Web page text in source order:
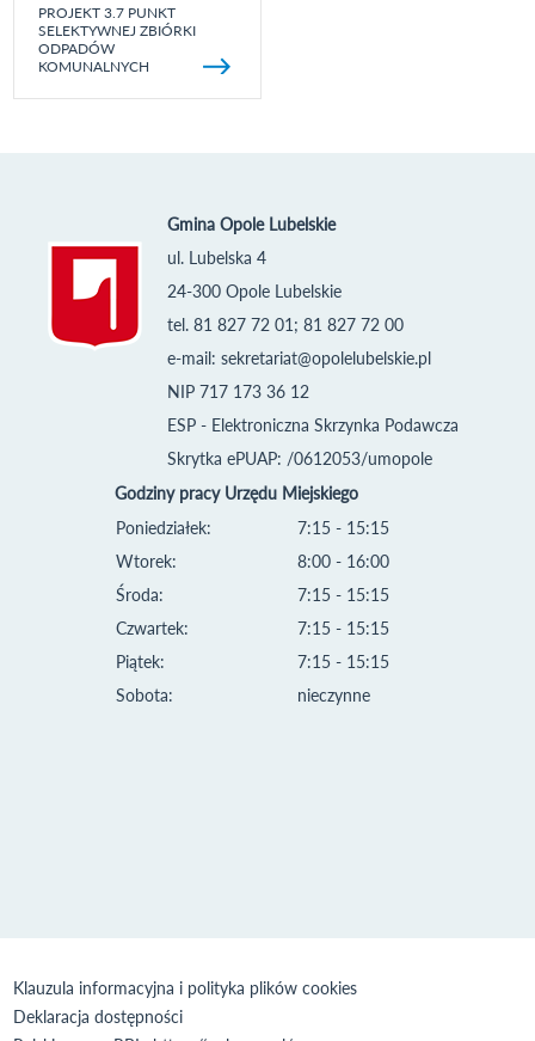
PROJEKT 3.7 PUNKT
SELEKTYWNEJ ZBIÓRKI
ODPADÓW
KOMUNALNYCH
Gmina Opole Lubelskie
ul. Lubelska 4
24-300 Opole Lubelskie
tel. 81 827 72 01; 81 827 72 00
e-mail: sekretariat@opolelubelskie.pl
NIP 717 173 36 12
ESP - Elektroniczna Skrzynka Podawcza
Skrytka ePUAP: /0612053/umopole
Godziny pracy Urzędu Miejskiego
Poniedziałek:
Wtorek:
Środa:
Czwartek:
Piątek:
Sobota:
7:15 - 15:15
8:00 - 16:00
7:15 - 15:15
7:15 - 15:15
7:15 - 15:15
nieczynne
Klauzula informacyjna i polityka plików cookies
Deklaracja dostępności